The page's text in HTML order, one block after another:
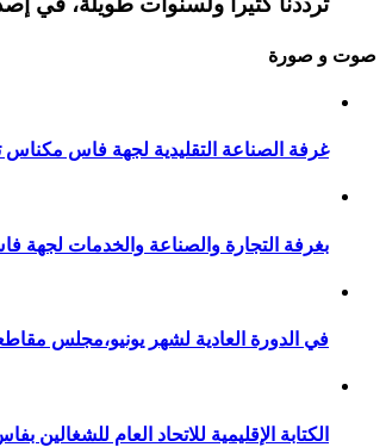
صوت و صورة
غرفة الصناعة التقليدية لجهة فاس مكناس
بغرفة التجارة والصناعة والخدمات
في الدورة العادية لشهر يونيو،مجلس
الكتابة الإقليمية للاتحاد العام